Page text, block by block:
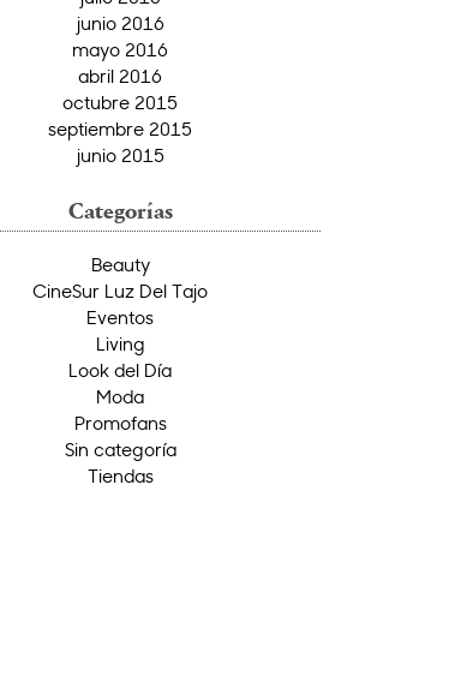
junio 2016
mayo 2016
abril 2016
octubre 2015
septiembre 2015
junio 2015
Categorías
Beauty
CineSur Luz Del Tajo
Eventos
Living
Look del Día
Moda
Promofans
Sin categoría
Tiendas